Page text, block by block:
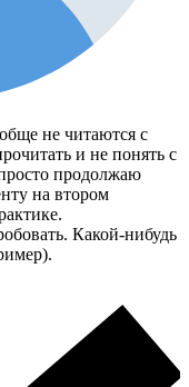
не читаются с
и не понять с
продолжаю
на втором
Какой-нибудь